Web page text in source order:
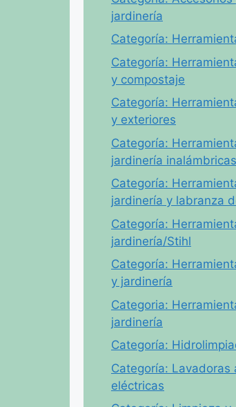
jardinería
Categoría:
Categoría:
y compostaje
Categoría:
y exteriores
Categoría:
jardinería inalámbricas
Categoría:
jardinería y labranza
Categoría:
jardinería/Stihl
Categoría:
y jardinería
Categoria:
jardinería
Categoría:
Categoría: Lavadoras
eléctricas